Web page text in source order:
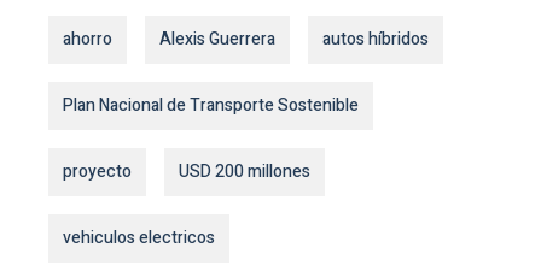
ahorro Alexis Guerrera autos híbridos
Plan Nacional de Transporte Sostenible
proyecto USD 200 millones
vehiculos electricos